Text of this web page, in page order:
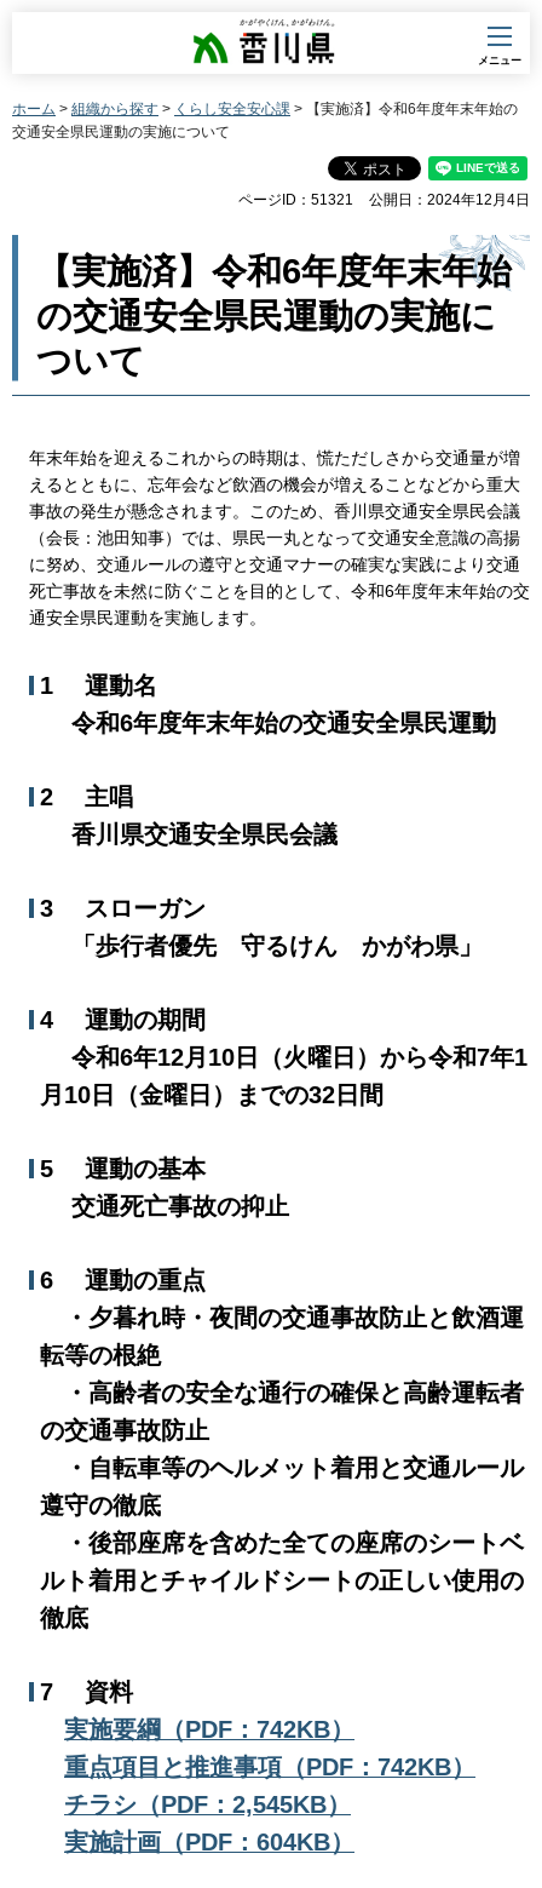
香川県
メニュー
ホーム > 組織から探す > くらし安全安心課 > 【実施済】令和6年度年末年始の
交通安全県民運動の実施について
ページID：51321 公開日：2024年12月4日
【実施済】令和6年度年末年始
の交通安全県民運動の実施に
ついて
年末年始を迎えるこれからの時期は、慌ただしさから交通量が増
えるとともに、忘年会など飲酒の機会が増えることなどから重大
事故の発生が懸念されます。このため、香川県交通安全県民会議
（会長：池田知事）では、県民一丸となって交通安全意識の高揚
に努め、交通ルールの遵守と交通マナーの確実な実践により交通
死亡事故を未然に防ぐことを目的として、令和6年度年末年始の交
通安全県民運動を実施します。
1 運動名
令和6年度年末年始の交通安全県民運動
2 主唱
香川県交通安全県民会議
3 スローガン
「歩行者優先 守るけん かがわ県」
4 運動の期間
令和6年12月10日（火曜日）から令和7年1
月10日（金曜日）までの32日間
5 運動の基本
交通死亡事故の抑止
6 運動の重点
・夕暮れ時・夜間の交通事故防止と飲酒運
転等の根絶
・高齢者の安全な通行の確保と高齢運転者
の交通事故防止
・自転車等のヘルメット着用と交通ルール
遵守の徹底
・後部座席を含めた全ての座席のシートベ
ルト着用とチャイルドシートの正しい使用の
徹底
7 資料
実施要綱（PDF：742KB）
重点項目と推進事項（PDF：742KB）
チラシ（PDF：2,545KB）
実施計画（PDF：604KB）